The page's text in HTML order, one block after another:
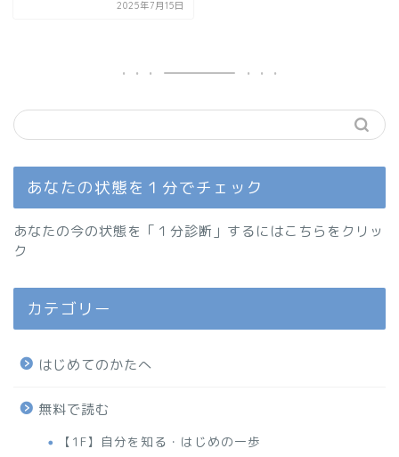
2025年7月15日
あなたの状態を１分でチェック
あなたの今の状態を「１分診断」するにはこちらをクリッ
ク
カテゴリー
はじめてのかたへ
無料で読む
【1F】自分を知る・はじめの一歩